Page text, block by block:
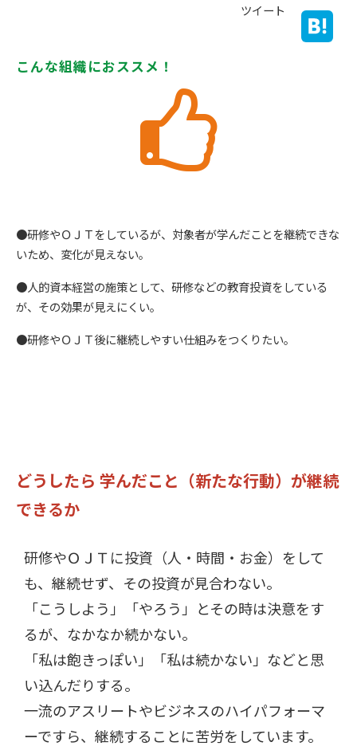
ツイート
こんな組織におススメ！
●研修やＯＪＴをしているが、対象者が学んだことを継続できな
いため、変化が見えない。
●人的資本経営の施策として、研修などの教育投資をしている
が、その効果が見えにくい。
●研修やＯＪＴ後に継続しやすい仕組みをつくりたい。
どうしたら 学んだこと（新たな行動）が継続
できるか
研修やＯＪＴに投資（人・時間・お金）をして
も、継続せず、その投資が見合わない。
「こうしよう」「やろう」とその時は決意をす
るが、なかなか続かない。
「私は飽きっぽい」「私は続かない」などと思
い込んだりする。
一流のアスリートやビジネスのハイパフォーマ
ーですら、継続することに苦労をしています。